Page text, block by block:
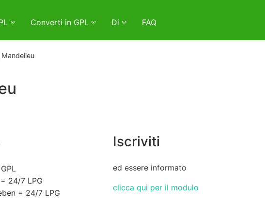
Converti in GPL Di FAQ
24/7 LPG
= 24/7 LPG
Iscriviti
ed essere informato
clicca qui per il modulo